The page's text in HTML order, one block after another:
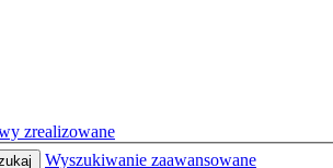
zrealizowane
Wyszukiwanie zaawansowane